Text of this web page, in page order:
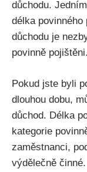
důchodu.
délka
důchodu je
povinně pojištěni.
Pokud jste byli
dlouhou dobu,
důchod. Délka
kategorie
zaměstnanci,
výdělečně